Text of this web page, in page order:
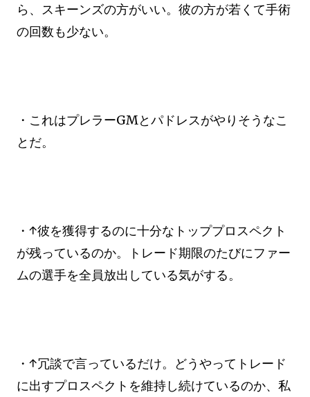
ら、スキーンズの方がいい。彼の方が若くて手術
の回数も少ない。
・これはプレラーGMとパドレスがやりそうなこ
とだ。
・↑彼を獲得するのに十分なトッププロスペクト
が残っているのか。トレード期限のたびにファー
ムの選手を全員放出している気がする。
・↑冗談で言っているだけ。どうやってトレード
に出すプロスペクトを維持し続けているのか、私